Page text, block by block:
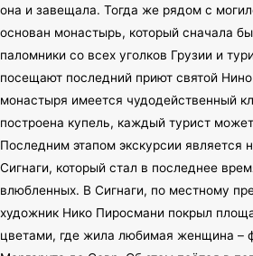
она и завещала. Тогда же рядом с
основан монастырь, который сначала
паломники со всех уголков Грузии и
посещают последний приют святой
монастыря имеется чудодейственный
построена купель, каждый турист
Последним этапом экскурсии является
Сигнаги, который стал в последнее
влюбленных. В Сигнаги, по местному
художник Нико Пиросмани покрыл
цветами, где жила любимая женщина –